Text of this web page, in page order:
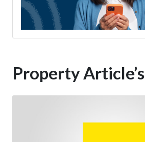
Property Article’s